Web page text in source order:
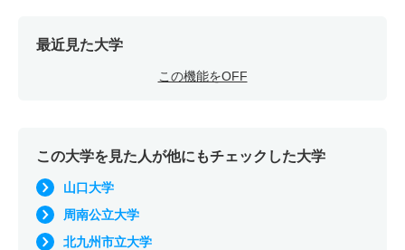
最近見た大学
この機能をOFF
この大学を見た人が他にもチェックした大学
山口大学
周南公立大学
北九州市立大学